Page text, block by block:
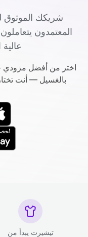
شريكك الموثوق
المعتمدون
اختر من أفضل مزودي
بالغسيل — أنت
تيشيرت يبدأ من